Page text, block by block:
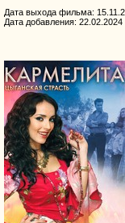
Дата выхода фильма:
Дата добавления: 22.02.2024